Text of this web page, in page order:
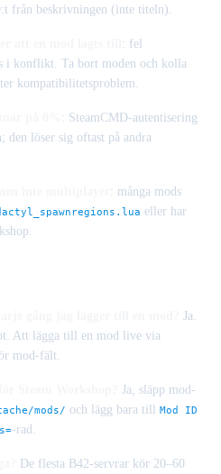
från beskrivningen (inte titeln).
: fel
i konflikt. Ta bort moden och kolla
kompatibilitetsproblem.
: SteamCMD-autentisering
den löser sig oftast på andra
: många mods
eller har
Ja.
Att lägga till en mod live via
mod-fält.
Ja, släpp mod-
mods/ och lägg bara till Mod ID
-rad.
De flesta B42-servrar kör 20–60